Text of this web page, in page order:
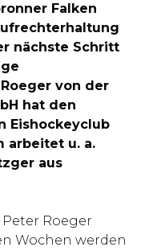
Falken
nächste Schritt
von der
hat den
Eishockeyclub
arbeitet u. a.
aus
Roeger
Wochen werden